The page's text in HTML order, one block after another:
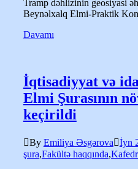
Tramp dəhlizinin geosiyasi
Beynəlxalq Elmi-Praktik
Davamı
İqtisadiyyat və
Elmi Şurasının
keçirildi
By Emiliya Əsgərova İyn
şura,Fakültə haqqında,